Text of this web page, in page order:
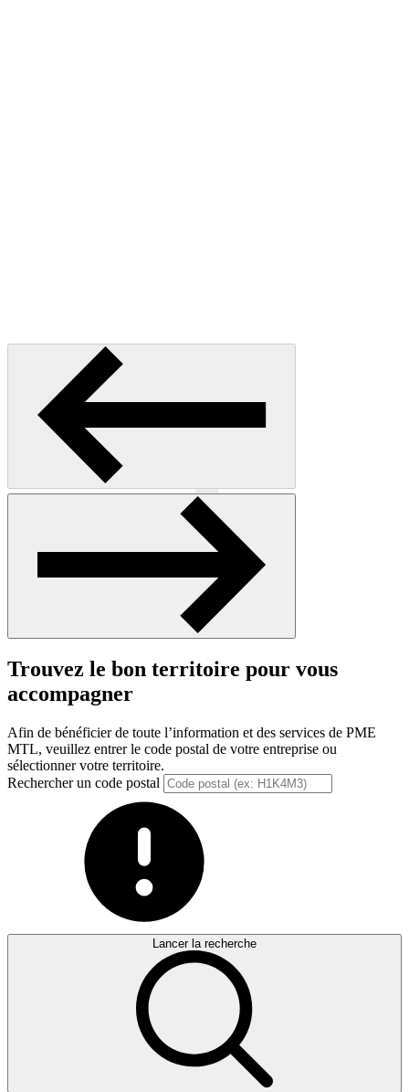
Précédent
Trouvez le bon territoire pour vous
accompagner
Afin de bénéficier de toute l’information et des services de PME
MTL, veuillez entrer le code postal de votre entreprise ou
sélectionner votre territoire.
Rechercher un code postal
Lancer la recherche